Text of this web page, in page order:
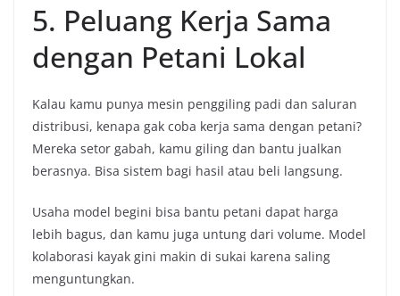
5. Peluang Kerja Sama
dengan Petani Lokal
Kalau kamu punya mesin penggiling padi dan saluran
distribusi, kenapa gak coba kerja sama dengan petani?
Mereka setor gabah, kamu giling dan bantu jualkan
berasnya. Bisa sistem bagi hasil atau beli langsung.
Usaha model begini bisa bantu petani dapat harga
lebih bagus, dan kamu juga untung dari volume. Model
kolaborasi kayak gini makin di sukai karena saling
menguntungkan.